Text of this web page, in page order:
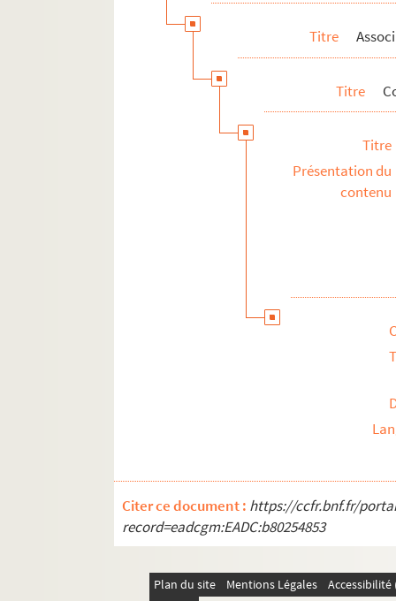
Titre
Titre
Titre
Présentation du
contenu
Citer ce document : https://ccfr.bnf.fr/
record=eadcgm:EADC:b80254853
Plan du site Mentions Légales